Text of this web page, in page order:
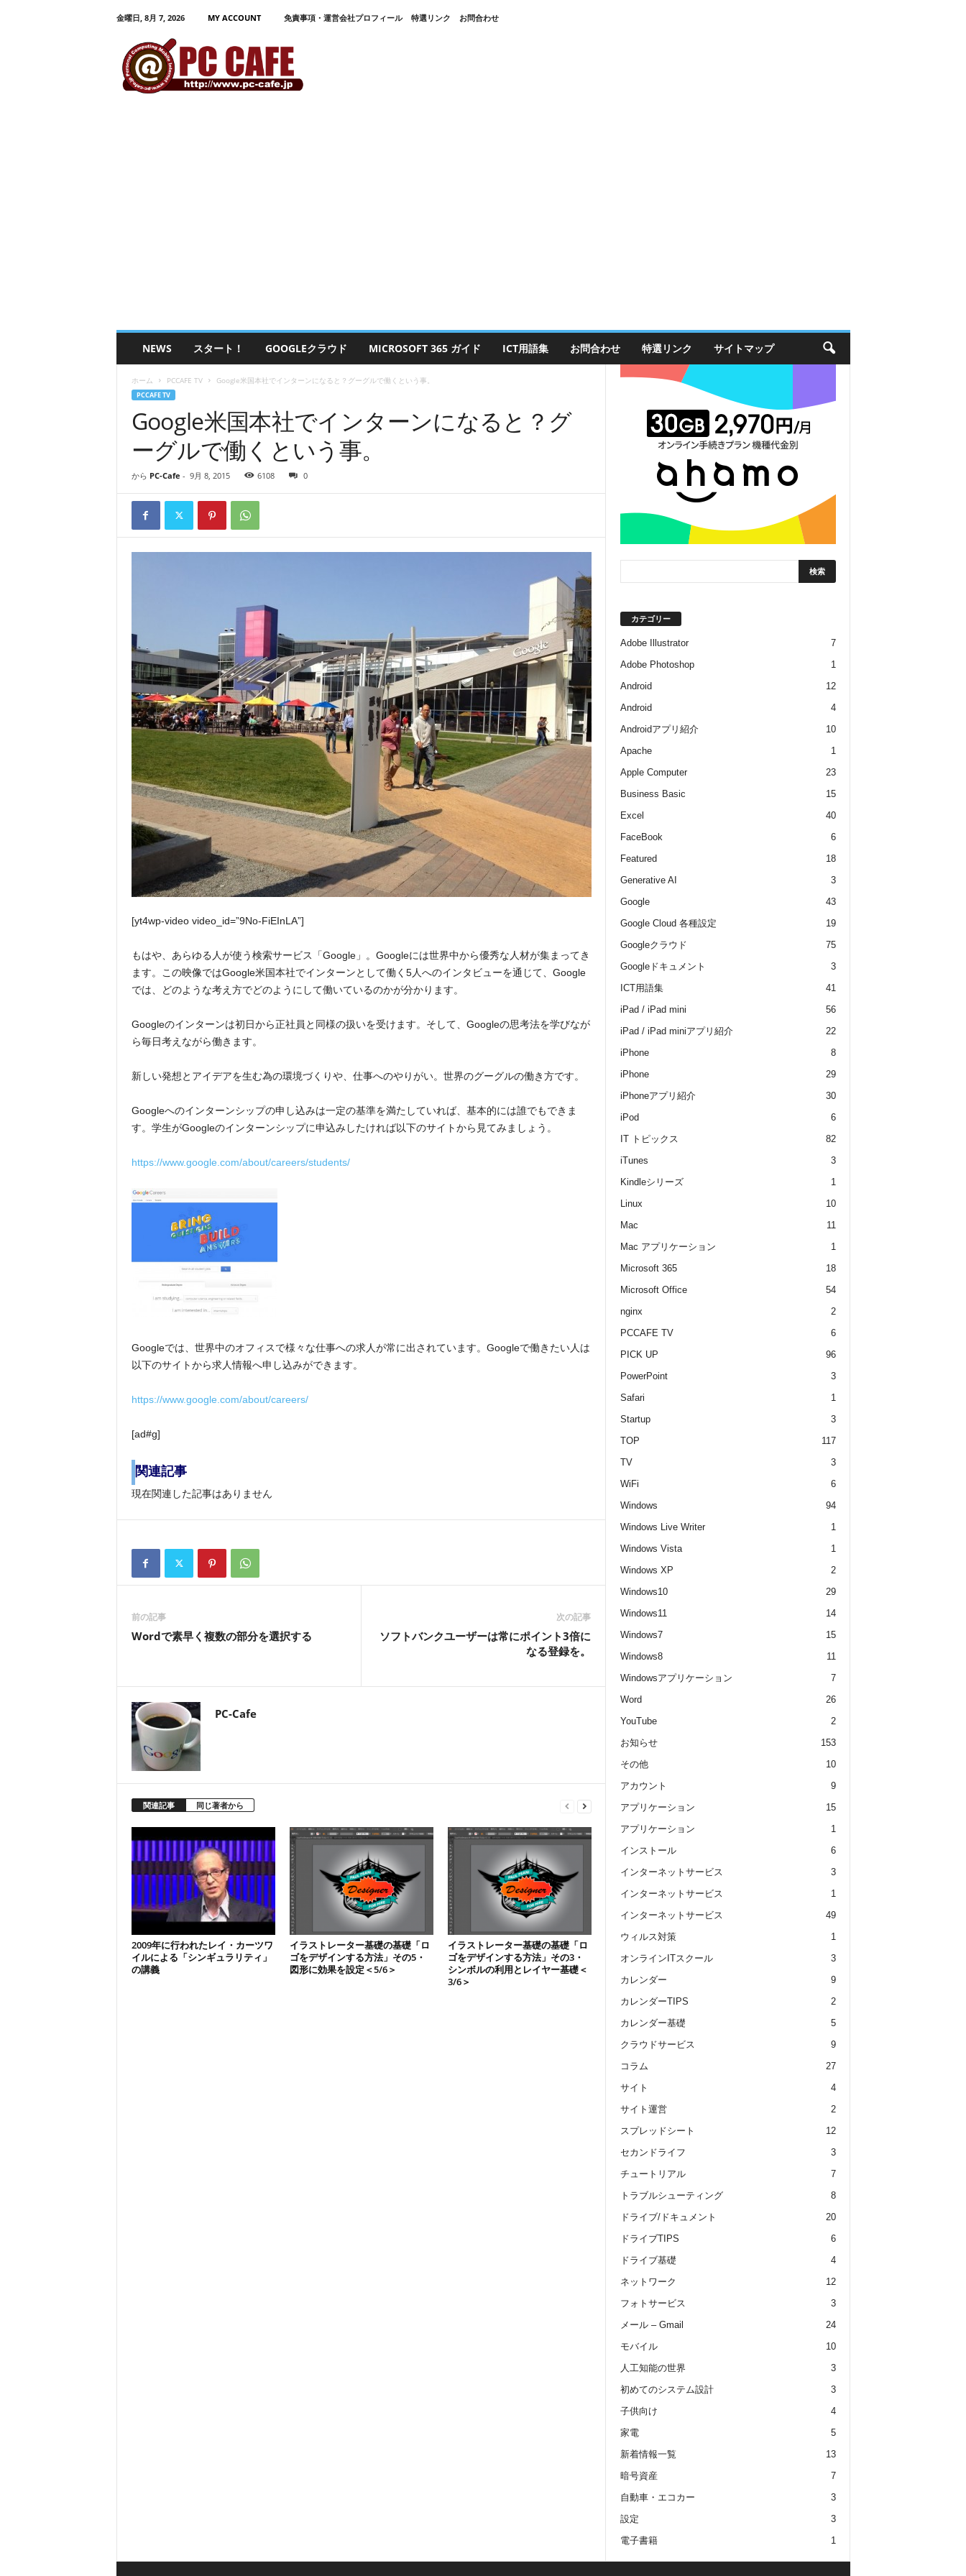
金曜日, 8月 7, 2026 MY ACCOUNT 免責事項・運営会社プロフィール 特選リンク
お問合わせ
グ
ミ
NEWS スタート！ GOOGLEクラウド MICROSOFT 365 ガイド ICT用語集 お問合わせ 特選リンク サイトマップ
ホーム PCCAFE TV Google米国本社でインターンになると？グーグルで働くという事。
PCCAFE TV
Google米国本社でインターンになると？グ
ーグルで働くという事。
から PC-Cafe - 9月 8, 2015 6108 0
[yt4wp-video video_id=”9No-FiEInLA”]
もはや、あらゆる人が使う検索サービス「Google」。Googleには世界中から優秀な人材が集まってき
ます。この映像ではGoogle米国本社でインターンとして働く5人へのインタビューを通じて、Google
では、どのような考え方でどのようにして働いているのかが分かります。
Googleのインターンは初日から正社員と同様の扱いを受けます。そして、Googleの思考法を学びなが
ら毎日考えながら働きます。
新しい発想とアイデアを生む為の環境づくりや、仕事へのやりがい。世界のグーグルの働き方です。
Googleへのインターンシップの申し込みは一定の基準を満たしていれば、基本的には誰でもできま
す。学生がGoogleのインターンシップに申込みしたければ以下のサイトから見てみましょう。
https://www.google.com/about/careers/students/
Googleでは、世界中のオフィスで様々な仕事への求人が常に出されています。Googleで働きたい人は
以下のサイトから求人情報へ申し込みができます。
https://www.google.com/about/careers/
[ad#g]
関連記事
現在関連した記事はありません
前の記事
Wordで素早く複数の部分を選択する
次の記事
ソフトバンクユーザーは常にポイント3倍に
なる登録を。
PC-Cafe
関連記事 同じ著者から
2009年に行われたレイ・カーツワ
イルによる「シンギュラリティ」
の講義
イラストレーター基礎の基礎「ロ
ゴをデザインする方法」その5・
図形に効果を設定＜5/6＞
イラストレーター基礎の基礎「ロ
ゴをデザインする方法」その3・
シンボルの利用とレイヤー基礎＜
3/6＞
カテゴリー
Adobe Illustrator
7
Adobe Photoshop
1
Android
12
Android
4
Androidアプリ紹介
10
Apache
1
Apple Computer
23
Business Basic
15
Excel
40
FaceBook
6
Featured
18
Generative AI
3
Google
43
Google Cloud 各種設定
19
Googleクラウド
75
Googleドキュメント
3
ICT用語集
41
iPad / iPad mini
56
iPad / iPad miniアプリ紹介
22
iPhone
8
iPhone
29
iPhoneアプリ紹介
30
iPod
6
IT トピックス
82
iTunes
3
Kindleシリーズ
1
Linux
10
Mac
11
Mac アプリケーション
1
Microsoft 365
18
Microsoft Office
54
nginx
2
PCCAFE TV
6
PICK UP
96
PowerPoint
3
Safari
1
Startup
3
TOP
117
TV
3
WiFi
6
Windows
94
Windows Live Writer
1
Windows Vista
1
Windows XP
2
Windows10
29
Windows11
14
Windows7
15
Windows8
11
Windowsアプリケーション
7
Word
26
YouTube
2
お知らせ
153
その他
10
アカウント
9
アプリケーション
15
アプリケーション
1
インストール
6
インターネットサービス
3
インターネットサービス
1
インターネットサービス
49
ウィルス対策
1
オンラインITスクール
3
カレンダー
9
カレンダーTIPS
2
カレンダー基礎
5
クラウドサービス
9
コラム
27
サイト
4
サイト運営
2
スプレッドシート
12
セカンドライフ
3
チュートリアル
7
トラブルシューティング
8
ドライブ/ドキュメント
20
ドライブTIPS
6
ドライブ基礎
4
ネットワーク
12
フォトサービス
3
メール – Gmail
24
モバイル
10
人工知能の世界
3
初めてのシステム設計
3
子供向け
4
家電
5
新着情報一覧
13
暗号資産
7
自動車・エコカー
3
設定
3
電子書籍
1